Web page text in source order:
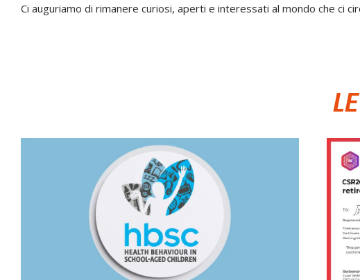
Ci auguriamo di rimanere curiosi, aperti e interessati al mondo che ci